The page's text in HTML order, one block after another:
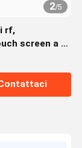
2/5
rf,
screen a 8